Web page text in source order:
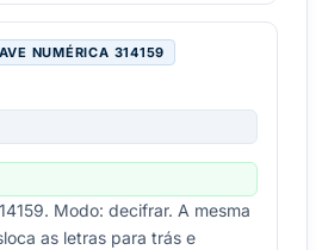
NUMÉRICA 314159
Modo: decifrar. A mesma
as letras para trás e